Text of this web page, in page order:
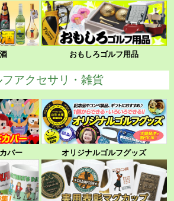
おもしろゴルフ用品
フアクセサリ・雑貨
バー オリジナルゴルフグッズ